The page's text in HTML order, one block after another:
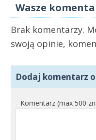
Wasze
Brak komentarzy.
swoją opinie,
Dodaj komentarz
Komentarz (max 500